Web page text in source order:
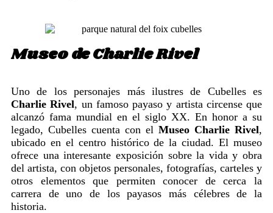
Museo de Charlie Rivel
Uno de los personajes más ilustres de Cubelles es
Charlie Rivel, un famoso payaso y artista circense que
alcanzó fama mundial en el siglo XX. En honor a su
legado, Cubelles cuenta con el Museo Charlie Rivel,
ubicado en el centro histórico de la ciudad. El museo
ofrece una interesante exposición sobre la vida y obra
del artista, con objetos personales, fotografías, carteles y
otros elementos que permiten conocer de cerca la
carrera de uno de los payasos más célebres de la
historia.